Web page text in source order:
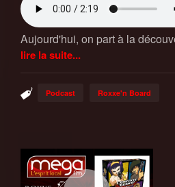
Aujourd'hui, on part à la
lire la suite...
Podcast Roxxe'n Board